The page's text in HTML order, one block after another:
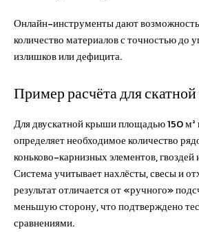
Онлайн-инструменты дают
количество материалов с точностью до
излишков или дефицита.
Пример расчёта для
Для двускатной крыши площадью 150 м²
определяет необходимое количество
коньково-карнизных элементов, гвоздей
Система учитывает нахлёсты, свесы и
результат отличается от «ручного»
меньшую сторону, что подтверждено
сравнениями.